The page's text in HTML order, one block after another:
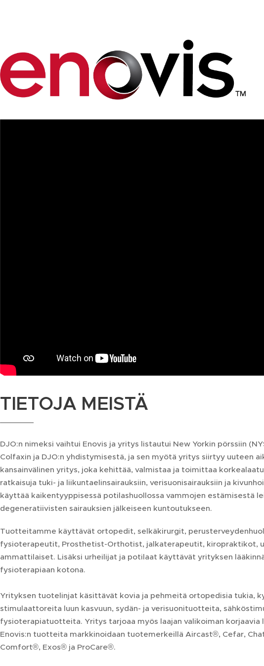
TIETOJA MEISTÄ
DJO:n nimeksi vaihtui Enovis ja yritys listautui New Yorkin pörssiin
Colfaxin ja DJO:n yhdistymisestä, ja sen myötä yritys siirtyy uuteen
kansainvälinen yritys, joka kehittää, valmistaa ja toimittaa
ratkaisuja tuki- ja liikuntaelinsairauksiin, verisuonisairauksiin ja
käyttää kaikentyyppisessä potilashuollossa vammojen estämisestä
degeneratiivisten sairauksien jälkeiseen kuntoutukseen.
Tuotteitamme käyttävät ortopedit, selkäkirurgit,
fysioterapeutit, Prosthetist-Orthotist, jalkaterapeutit, kiropraktikot,
ammattilaiset. Lisäksi urheilijat ja potilaat käyttävät yrityksen
fysioterapiaan kotona.
Yrityksen tuotelinjat käsittävät kovia ja pehmeitä ortopedisia tukia,
stimulaattoreita luun kasvuun, sydän- ja verisuonituotteita,
fysioterapiatuotteita. Yritys tarjoaa myös laajan valikoiman
Enovis:n tuotteita markkinoidaan tuotemerkeillä Aircast®, Cefar,
Comfort®, Exos® ja ProCare®.